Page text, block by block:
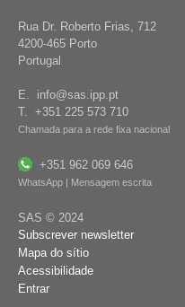
Rua Dr. Roberto Frias, 712
4200-465 Porto
Portugal
E. info@sas.ipp.pt
T. +351 225 573 710
Chamada para a rede fixa nacional
+351 962 069 646
WhatsApp | Mensagem escrita
SAS © 2024
Subscrever newsletter
Mapa do sítio
Acessibilidade
Entrar